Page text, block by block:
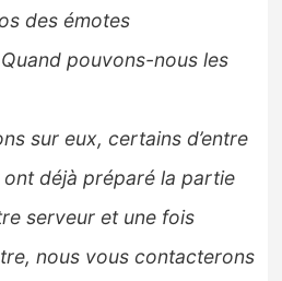
des émotes
pouvons-nous les
sur eux, certains d’entre
déjà préparé la partie
serveur et une fois
nous vous contacterons